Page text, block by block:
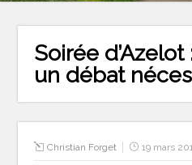
Soirée
un débat
Christian Forget 19 mars